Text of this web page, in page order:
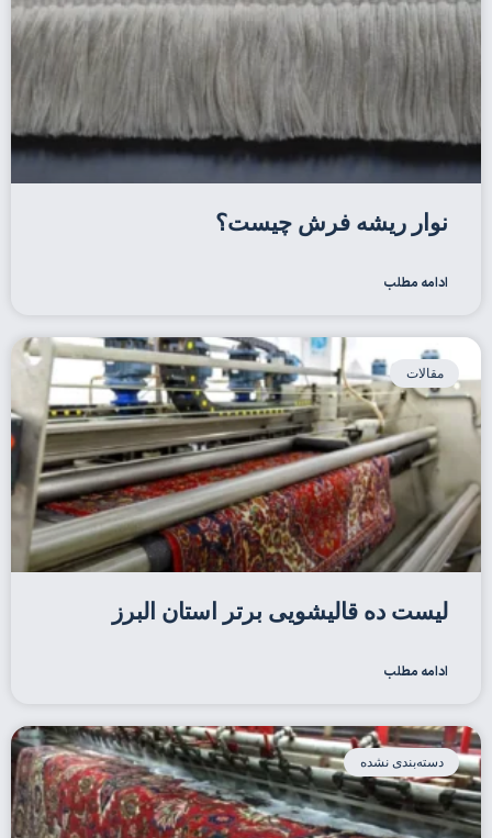
نوار ریشه فرش چیست؟
ادامه مطلب
مقالات
لیست ده قالیشویی برتر استان البرز
ادامه مطلب
دسته‌بندی نشده